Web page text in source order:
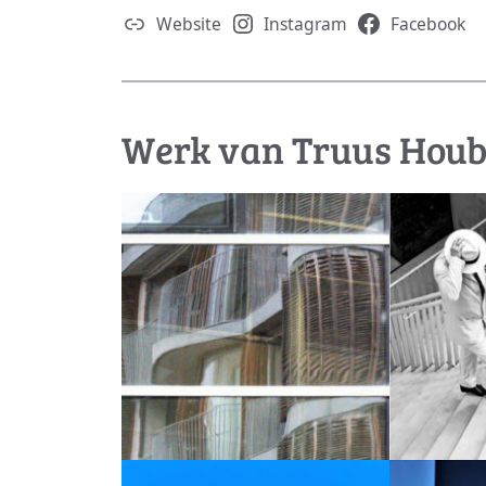
Website Instagram Facebook
Werk van Truus